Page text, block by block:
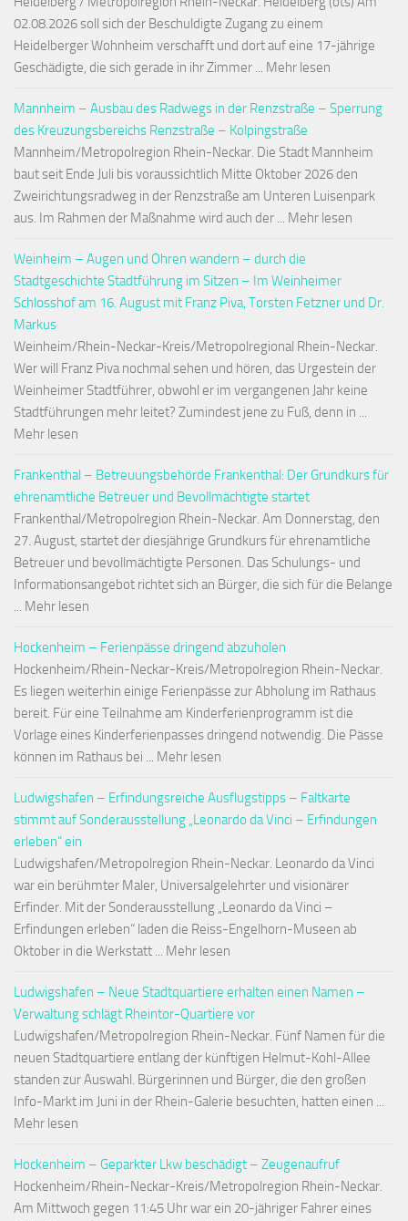
02.08.2026 soll sich der Beschuldigte Zugang zu einem
Heidelberger Wohnheim verschafft und dort auf eine 17-jährige
Geschädigte, die sich gerade in ihr Zimmer ... Mehr lesen
Mannheim – Ausbau des Radwegs in der Renzstraße – Sperrung
des Kreuzungsbereichs Renzstraße – Kolpingstraße
Mannheim/Metropolregion Rhein-Neckar. Die Stadt Mannheim
baut seit Ende Juli bis voraussichtlich Mitte Oktober 2026 den
Zweirichtungsradweg in der Renzstraße am Unteren Luisenpark
aus. Im Rahmen der Maßnahme wird auch der ... Mehr lesen
Weinheim – Augen und Ohren wandern – durch die
Stadtgeschichte Stadtführung im Sitzen – Im Weinheimer
Schlosshof am 16. August mit Franz Piva, Torsten Fetzner und Dr.
Markus
Weinheim/Rhein-Neckar-Kreis/Metropolregional Rhein-Neckar.
Wer will Franz Piva nochmal sehen und hören, das Urgestein der
Weinheimer Stadtführer, obwohl er im vergangenen Jahr keine
Stadtführungen mehr leitet? Zumindest jene zu Fuß, denn in ...
Mehr lesen
Frankenthal – Betreuungsbehörde Frankenthal: Der Grundkurs für
ehrenamtliche Betreuer und Bevollmächtigte startet
Frankenthal/Metropolregion Rhein-Neckar. Am Donnerstag, den
27. August, startet der diesjährige Grundkurs für ehrenamtliche
Betreuer und bevollmächtigte Personen. Das Schulungs- und
Informationsangebot richtet sich an Bürger, die sich für die Belange
... Mehr lesen
Hockenheim – Ferienpässe dringend abzuholen
Hockenheim/Rhein-Neckar-Kreis/Metropolregion Rhein-Neckar.
Es liegen weiterhin einige Ferienpässe zur Abholung im Rathaus
bereit. Für eine Teilnahme am Kinderferienprogramm ist die
Vorlage eines Kinderferienpasses dringend notwendig. Die Pässe
können im Rathaus bei ... Mehr lesen
Ludwigshafen – Erfindungsreiche Ausflugstipps – Faltkarte
stimmt auf Sonderausstellung „Leonardo da Vinci – Erfindungen
erleben“ ein
Ludwigshafen/Metropolregion Rhein-Neckar. Leonardo da Vinci
war ein berühmter Maler, Universalgelehrter und visionärer
Erfinder. Mit der Sonderausstellung „Leonardo da Vinci –
Erfindungen erleben“ laden die Reiss-Engelhorn-Museen ab
Oktober in die Werkstatt ... Mehr lesen
Ludwigshafen – Neue Stadtquartiere erhalten einen Namen –
Verwaltung schlägt Rheintor-Quartiere vor
Ludwigshafen/Metropolregion Rhein-Neckar. Fünf Namen für die
neuen Stadtquartiere entlang der künftigen Helmut-Kohl-Allee
standen zur Auswahl. Bürgerinnen und Bürger, die den großen
Info-Markt im Juni in der Rhein-Galerie besuchten, hatten einen ...
Mehr lesen
Hockenheim – Geparkter Lkw beschädigt – Zeugenaufruf
Hockenheim/Rhein-Neckar-Kreis/Metropolregion Rhein-Neckar.
Am Mittwoch gegen 11:45 Uhr war ein 20-jähriger Fahrer eines